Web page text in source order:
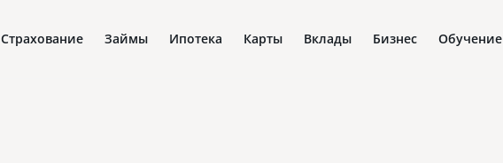
Страхование Займы Ипотека Карты Вклады Бизнес Обучение